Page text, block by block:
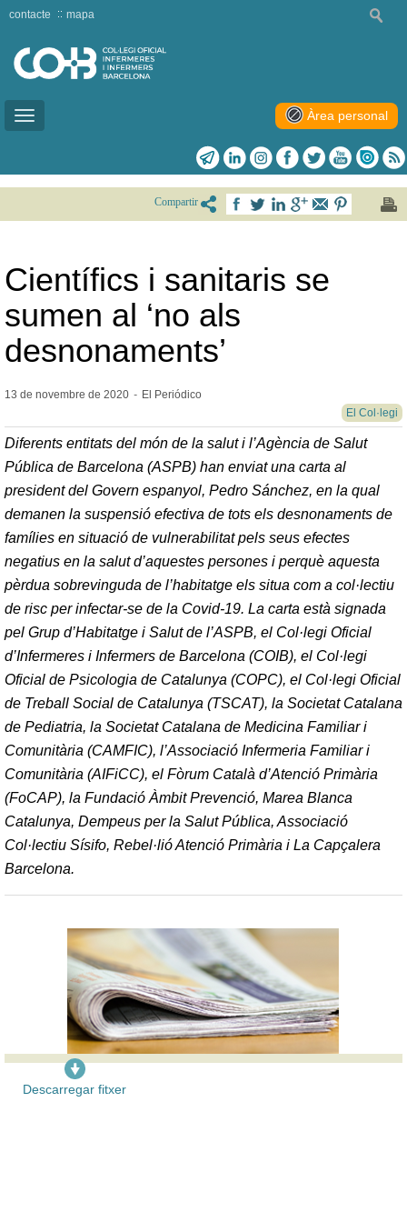
Toggle
contacte mapa
Àrea personal
Compartir
Científics i sanitaris se
sumen al ‘no als
desnonaments’
13 de novembre de 2020 - El Periódico
El Col·legi
Diferents entitats del món de la salut i l’Agència de Salut
Pública de Barcelona (ASPB) han enviat una carta al
president del Govern espanyol, Pedro Sánchez, en la qual
demanen la suspensió efectiva de tots els desnonaments de
famílies en situació de vulnerabilitat pels seus efectes
negatius en la salut d’aquestes persones i perquè aquesta
pèrdua sobrevinguda de l’habitatge els situa com a col·lectiu
de risc per infectar-se de la Covid-19. La carta està signada
pel Grup d’Habitatge i Salut de l’ASPB, el Col·legi Oficial
d’Infermeres i Infermers de Barcelona (COIB), el Col·legi
Oficial de Psicologia de Catalunya (COPC), el Col·legi Oficial
de Treball Social de Catalunya (TSCAT), la Societat Catalana
de Pediatria, la Societat Catalana de Medicina Familiar i
Comunitària (CAMFIC), l’Associació Infermeria Familiar i
Comunitària (AIFiCC), el Fòrum Català d’Atenció Primària
(FoCAP), la Fundació Àmbit Prevenció, Marea Blanca
Catalunya, Dempeus per la Salut Pública, Associació
Col·lectiu Sísifo, Rebel·lió Atenció Primària i La Capçalera
Barcelona.
Descarregar fitxer